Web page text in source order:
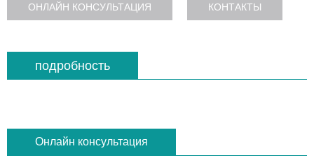
ОНЛАЙН КОНСУЛЬТАЦИЯ КОНТАКТЫ
подробность
Онлайн консультация